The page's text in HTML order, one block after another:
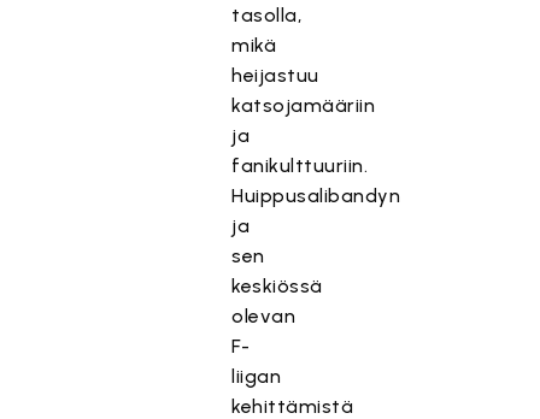
tasolla,
mikä
heijastuu
katsojamääriin
ja
fanikulttuuriin.
Huippusalibandyn
ja
sen
keskiössä
olevan
F-
liigan
kehittämistä